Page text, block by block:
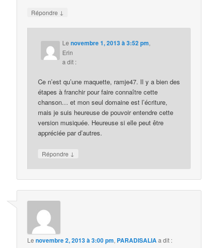
Répondre ↓
Lenovembre 1, 2013 à 3:52 pm,
Erin
a dit :
Ce n’est qu’une maquette, ramje47. Il y a bien des
étapes à franchir pour faire connaître cette
chanson… et mon seul domaine est l’écriture,
mais je suis heureuse de pouvoir entendre cette
version musiquée. Heureuse si elle peut être
appréciée par d’autres.
Répondre ↓
Lenovembre 2, 2013 à 3:00 pm, PARADISALIAa dit :